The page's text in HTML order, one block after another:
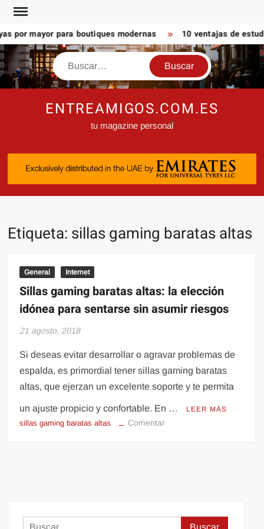
Saltar
contenido
por mayor para boutiques modernas 10 ventajas de
Buscar
ENTREAMIGOS.COM.ES
tu magazine personal
Etiqueta: sillas gaming baratas altas
General Internet
Sillas gaming baratas altas: la elección
idónea para sentarse sin asumir riesgos
21 agosto, 2018
Si deseas evitar desarrollar o agravar problemas de
espalda, es primordial tener sillas gaming baratas
altas, que ejerzan un excelente soporte y te permita
un ajuste propicio y confortable. En … LEER MÁS
sillas gaming baratas altas Comentaren
idónea
Buscar: